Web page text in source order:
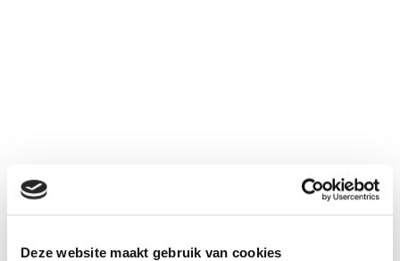
Deze website maakt gebruik van cookies